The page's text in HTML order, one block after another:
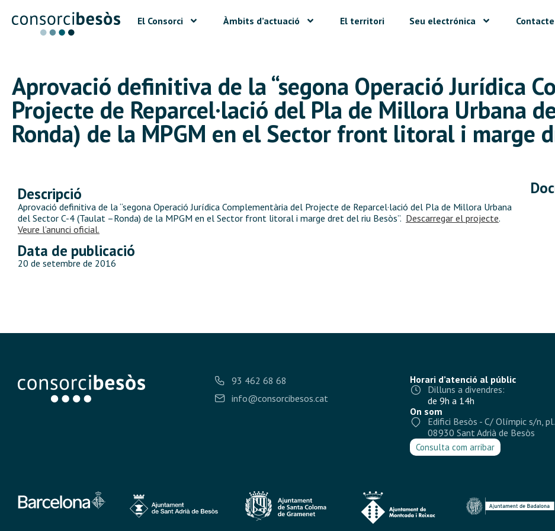
El Consorci Àmbits d’actuació El territori Seu electrónica Contacte
Aprovació definitiva de la “segona Operació Jurídica
Projecte de Reparcel·lació del Pla de Millora Urbana
Ronda) de la MPGM en el Sector front litoral i marge
Descripció
Aprovació definitiva de la “segona Operació Jurídica Complementària del Projecte de Reparcel·lació del Pla de Millora Urbana
del Sector C-4 (Taulat –Ronda) de la MPGM en el Sector front litoral i marge dret del riu Besòs”. Descarregar el projecte.
Veure l’anunci oficial.
Data de publicació
20 de setembre de 2016
93 462 68 68
info@consorcibesos.cat
Horari d’atenció al públic
Dilluns a divendres:
de 9h a 14h
On som
Edifici Besòs - C/ Olímpic s/n,
08930 Sant Adrià de Besòs
Consulta com arribar